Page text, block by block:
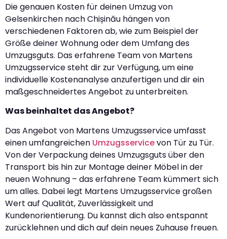
Die genauen Kosten für deinen Umzug von
Gelsenkirchen nach Chișinău hängen von
verschiedenen Faktoren ab, wie zum Beispiel der
Größe deiner Wohnung oder dem Umfang des
Umzugsguts. Das erfahrene Team von Martens
Umzugsservice steht dir zur Verfügung, um eine
individuelle Kostenanalyse anzufertigen und dir ein
maßgeschneidertes Angebot zu unterbreiten.
Was beinhaltet das Angebot?
Das Angebot von Martens Umzugsservice umfasst
einen umfangreichen Umzugsservicevon Tür zu Tür.
Von der Verpackung deines Umzugsguts über den
Transport bis hin zur Montage deiner Möbel in der
neuen Wohnung – das erfahrene Team kümmert sich
um alles. Dabei legt Martens Umzugsservice großen
Wert auf Qualität, Zuverlässigkeit und
Kundenorientierung. Du kannst dich also entspannt
zurücklehnen und dich auf dein neues Zuhause freuen.